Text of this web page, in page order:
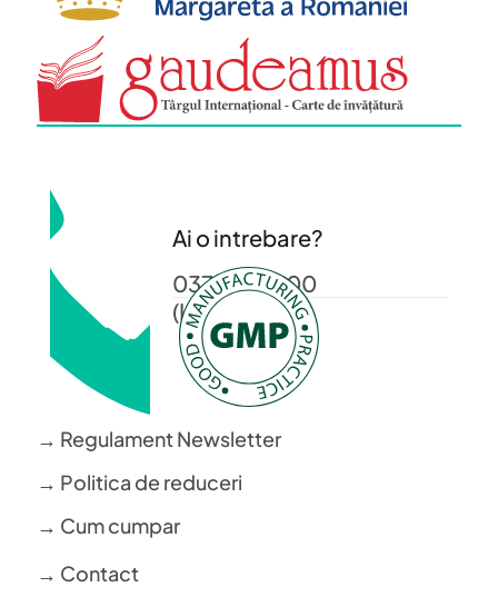
Ai o intrebare?
0372 372 200
(L-V: 08-16)
→ Regulament Newsletter
→ Politica de reduceri
→ Cum cumpar
→ Contact